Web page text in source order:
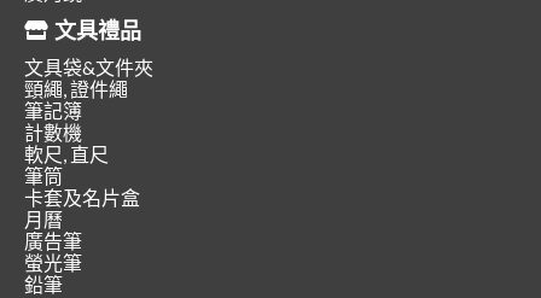
文具禮品
文具袋&文件夾
頸繩, 證件繩
筆記簿
計數機
軟尺, 直尺
筆筒
卡套及名片盒
月曆
廣告筆
螢光筆
鉛筆